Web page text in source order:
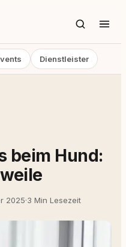
Dienstleister
beim Hund:
2025·3 Min Lesezeit